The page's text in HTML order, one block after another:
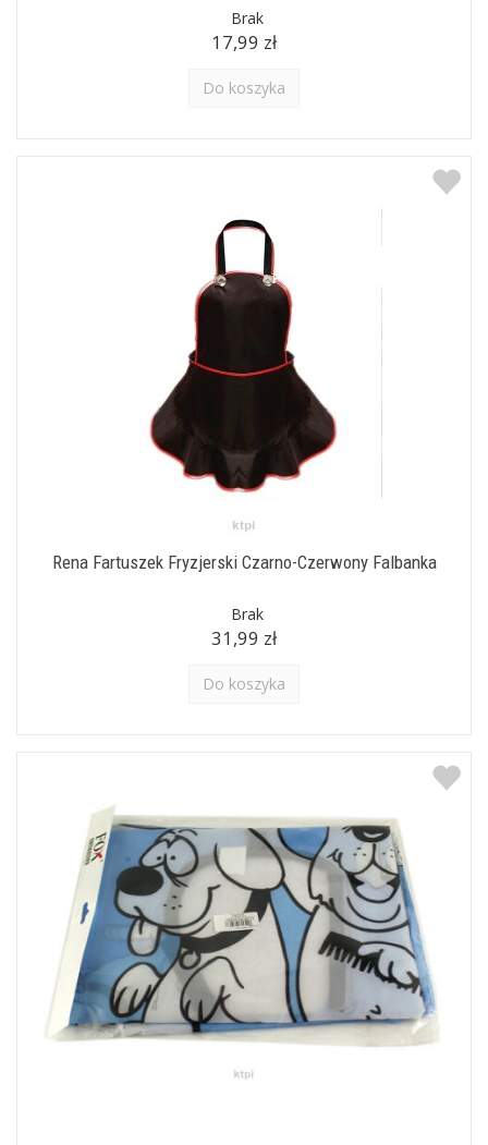
Brak
17,99 zł
Do koszyka
Rena Fartuszek Fryzjerski Czarno-Czerwony Falbanka
Brak
31,99 zł
Do koszyka